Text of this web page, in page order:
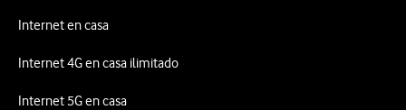
Internet en casa
Internet 4G en casa ilimitado
Internet 5G en casa